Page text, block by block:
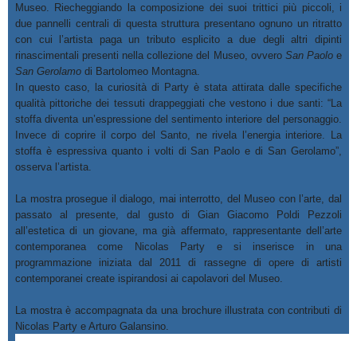
Museo. Riecheggiando la composizione dei suoi trittici più piccoli, i
due pannelli centrali di questa struttura presentano ognuno un ritratto
con cui l’artista paga un tributo esplicito a due degli altri dipinti
rinascimentali presenti nella collezione del Museo, ovvero San Paoloe
San Gerolamo di Bartolomeo Montagna.
In questo caso, la curiosità di Party è stata attirata dalle specifiche
qualità pittoriche dei tessuti drappeggiati che vestono i due santi: “La
stoffa diventa un’espressione del sentimento interiore del personaggio.
Invece di coprire il corpo del Santo, ne rivela l’energia interiore. La
stoffa è espressiva quanto i volti di San Paolo e di San Gerolamo”,
osserva l’artista.
La mostra prosegue il dialogo, mai interrotto, del Museo con l’arte, dal
passato al presente, dal gusto di Gian Giacomo Poldi Pezzoli
all’estetica di un giovane, ma già affermato, rappresentante dell’arte
contemporanea come Nicolas Party e si inserisce in una
programmazione iniziata dal 2011 di rassegne di opere di artisti
contemporanei create ispirandosi ai capolavori del Museo.
La mostra è accompagnata da una brochure illustrata con contributi di
Nicolas Party e Arturo Galansino.